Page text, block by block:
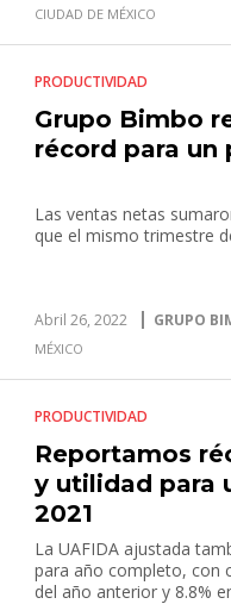
CIUDAD DE MÉXICO
PRODUCTIVIDAD
Grupo Bimbo
récord para
Las ventas netas
que el mismo trimestre
Abril 26, 2022 GRUPO
MÉXICO
PRODUCTIVIDAD
Reportamos
y utilidad para
2021
La UAFIDA ajustada
para año completo, con
del año anterior y 8.8%